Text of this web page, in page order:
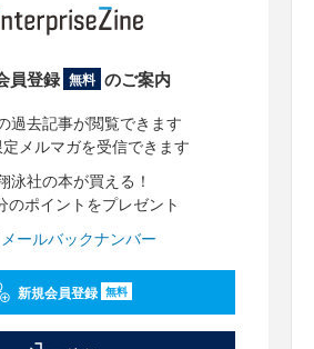
員登録 無料 のご案内
過去記事が閲覧できます
定メルマガを受信できます
泳社の本が買える！
のポイントをプレゼント
メールバックナンバー
新規会員登録 無料